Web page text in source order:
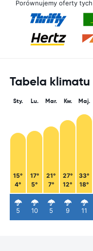
Porównujemy oferty
Tabela klimatu
Sty.
15°
4°
5
Lu.
17°
5°
10
Mar.
21°
7°
5
Kw.
27°
12°
9
Maj.
33°
18°
11